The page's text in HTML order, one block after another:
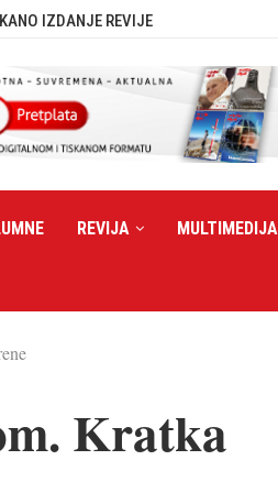
IZDANJE REVIJE
REVIJA MULTIMEDIJA
Kratka